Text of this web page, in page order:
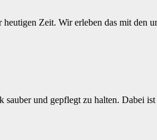
Zeit. Wir erleben das mit den
sauber und gepflegt zu halten. Dabei